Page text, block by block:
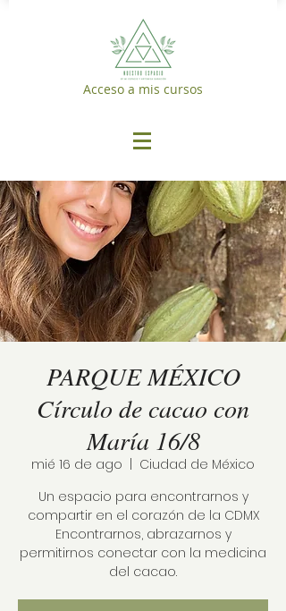
Acceso a mis cursos
PARQUE MÉXICO
Círculo de cacao con
María 16/8
mié 16 de ago
Ciudad de México
Un espacio para encontrarnos y
compartir en el corazón de la CDMX
Encontrarnos, abrazarnos y
permitirnos conectar con la medicina
del cacao.